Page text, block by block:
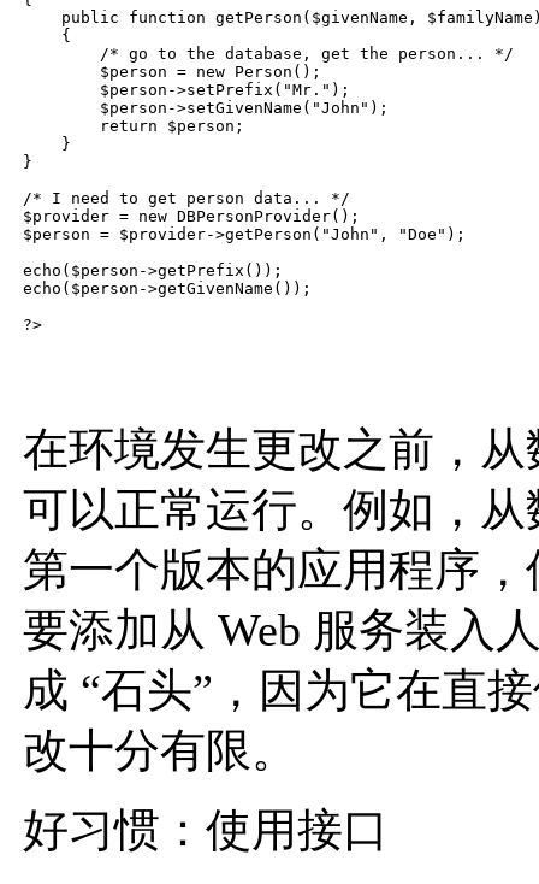
public function getPerson($givenName,
    {
        /* go to the database, get the person... */
        $person = new Person();
        $person->setPrefix("Mr.");
        $person->setGivenName("John");
        return $person;
    }
}
/* I need to get person data... */
$provider = new DBPersonProvider();
$person = $provider->getPerson("John", "Doe");
echo($person->getPrefix());
echo($person->getGivenName());
在环境发生更改之前，
可以正常运行。例如，
第一个版本的应用程序
要添加从 Web 服务装入
成 “石头”，因为它在直
改十分有限。
好习惯：使用接口